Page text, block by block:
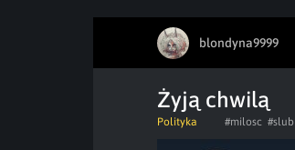
blondyna9999
Żyją chwilą
Polityka #milosc #slub